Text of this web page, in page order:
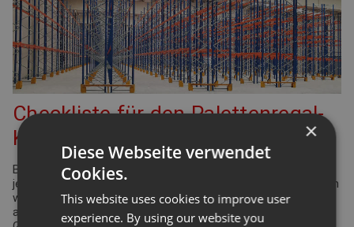
Checkliste für den Palettenregal-
Konfigurator
Bei der Planung Ihrer Regalanlage für Palettenregale gibt es
jede Menge Punkte zu überprüfen und einzuhalten. Viele davon
werden durch die Arbeitsstättenverordnung geregelt. Aber
auch Ergonomie und Effizienz spielen eine bedeutende Rolle.
×
Diese Webseite verwendet
Cookies.
This website uses cookies to improve user
experience. By using our website you